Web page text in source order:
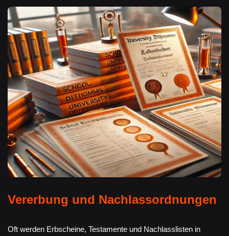
Vererbung und Nachlassordnungen
Oft werden Erbscheine, Testamente und Nachlasslisten in